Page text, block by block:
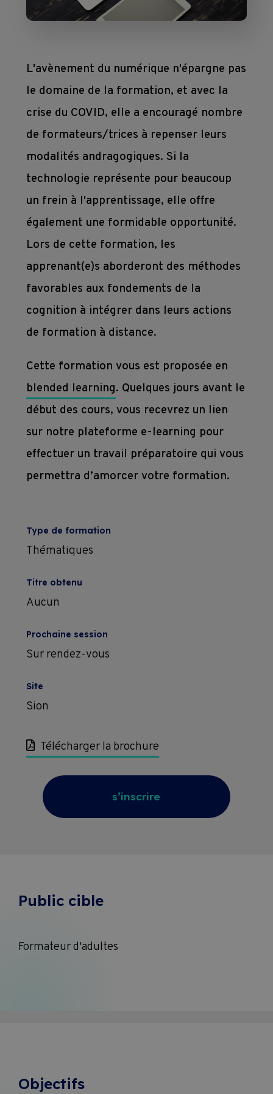
Toutes
mesure
en
entreprise
Devenir
Devenir
formateur
nous
trouver
?
Liens
Subventions
contractuelles
de
formation
L'avènement du numérique n'épargne pas
le domaine de la formation, et avec la
crise du COVID, elle a encouragé nombre
de formateurs/trices à repenser leurs
modalités andragogiques. Si la
technologie représente pour beaucoup
un frein à l'apprentissage, elle offre
également une formidable opportunité.
Lors de cette formation, les
apprenant(e)s aborderont des méthodes
favorables aux fondements de la
cognition à intégrer dans leurs actions
de formation à distance.
Cette formation vous est proposée en
blended learning. Quelques jours avant le
début des cours, vous recevrez un lien
sur notre plateforme e-learning pour
effectuer un travail préparatoire qui vous
permettra d’amorcer votre formation.
Type de formation
Thématiques
Titre obtenu
Aucun
Prochaine session
Sur rendez-vous
Site
Sion
Télécharger la brochure
s’inscrire
Public cible
Formateur d'adultes
Objectifs